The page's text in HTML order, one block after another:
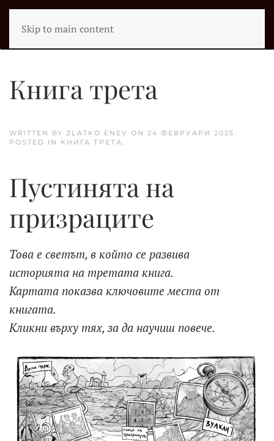
Skip to main content
Книга трета
WRITTEN BY ZLATKO ENEV ON 24 ФЕВРУАРИ 2025.
POSTED IN КНИГА ТРЕТА.
Пустинята на
призраците
Това е светът, в който се развива
историята на третата книга.
Картата показва ключовите места от
книгата.
Кликни върху тях, за да научиш повече.